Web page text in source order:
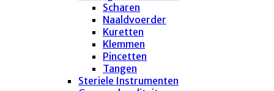
Scharen
Naaldvoerder
Kuretten
Klemmen
Pincetten
Tangen
Steriele Instrumenten